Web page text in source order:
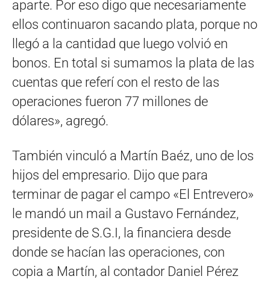
aparte. Por eso digo que necesariamente
ellos continuaron sacando plata, porque no
llegó a la cantidad que luego volvió en
bonos. En total si sumamos la plata de las
cuentas que referí con el resto de las
operaciones fueron 77 millones de
dólares», agregó.
También vinculó a Martín Baéz, uno de los
hijos del empresario. Dijo que para
terminar de pagar el campo «El Entrevero»
le mandó un mail a Gustavo Fernández,
presidente de S.G.I, la financiera desde
donde se hacían las operaciones, con
copia a Martín, al contador Daniel Pérez